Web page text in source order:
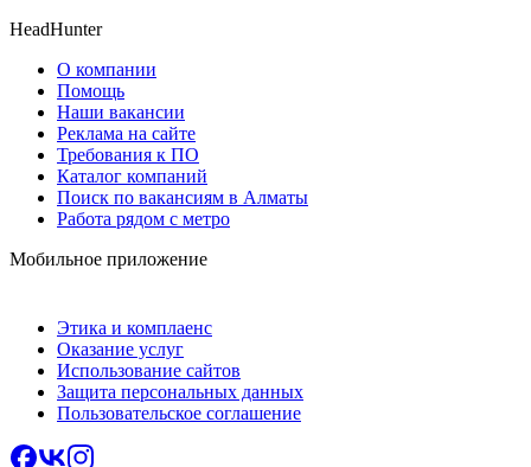
HeadHunter
О компании
Помощь
Наши вакансии
Реклама на сайте
Требования к ПО
Каталог компаний
Поиск по вакансиям в Алматы
Работа рядом с метро
Мобильное приложение
Этика и комплаенс
Оказание услуг
Использование сайтов
Защита персональных данных
Пользовательское соглашение